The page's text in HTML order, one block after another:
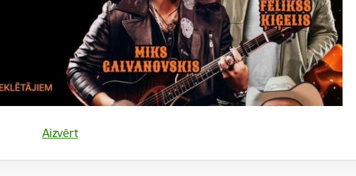
Aizvērt
Adrenalīns, mūzika un īsta svētku atmosfēra visas dienas
garumā!PROGRAMMĀ: motociklu parāde pa Gulbeni; Jāņa Rozīša
SHOW – elpu…
Moto pasākums